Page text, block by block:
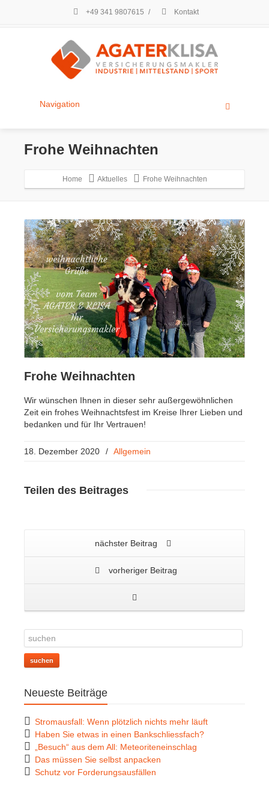
+49 341 9807615 / Kontakt
Navigation
Frohe Weihnachten
Home Aktuelles Frohe Weihnachten
Frohe Weihnachten
Wir wünschen Ihnen in dieser sehr außergewöhnlichen
Zeit ein frohes Weihnachtsfest im Kreise Ihrer Lieben und
bedanken und für Ihr Vertrauen!
18. Dezember 2020 / Allgemein
Teilen des Beitrages
nächster Beitrag
vorheriger Beitrag
suchen
Neueste Beiträge
Stromausfall: Wenn plötzlich nichts mehr läuft
Haben Sie etwas in einen Bankschliessfach?
„Besuch“ aus dem All: Meteoriteneinschlag
Das müssen Sie selbst anpacken
Schutz vor Forderungsausfällen